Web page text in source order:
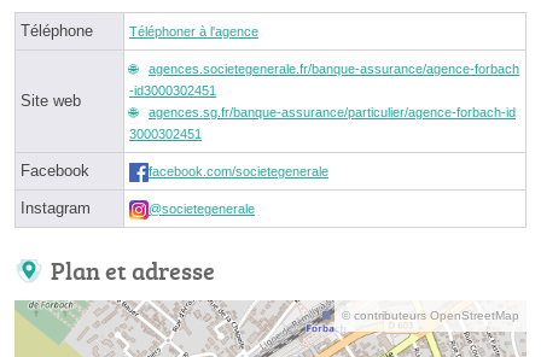
Téléphone Téléphoner à l'agence
Site web
agences.societegenerale.fr/banque-assurance/agence-forbach
-id3000302451
agences.sg.fr/banque-assurance/particulier/agence-forbach-id
3000302451
Facebook facebook.com/societegenerale
Instagram @societegenerale
Plan et adresse
© contributeurs OpenStreetMap